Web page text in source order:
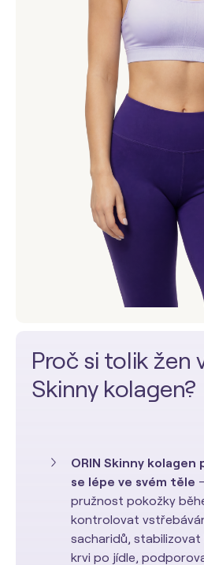
Proč si tolik žen
Skinny kolagen?
ORIN Skinny
se lépe ve svém těle
pružnost pokožky
kontrolovat
sacharidů, stabilizovat
krvi po jídle,